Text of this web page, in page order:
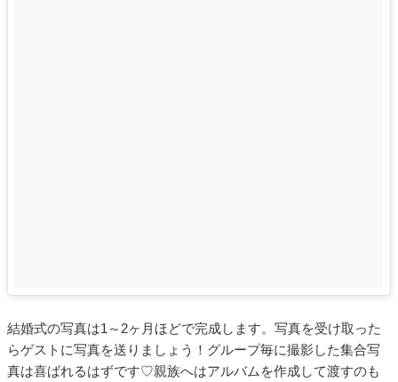
結婚式の写真は1～2ヶ月ほどで完成します。写真を受け取った
らゲストに写真を送りましょう！グループ毎に撮影した集合写
真は喜ばれるはずです♡親族へはアルバムを作成して渡すのも